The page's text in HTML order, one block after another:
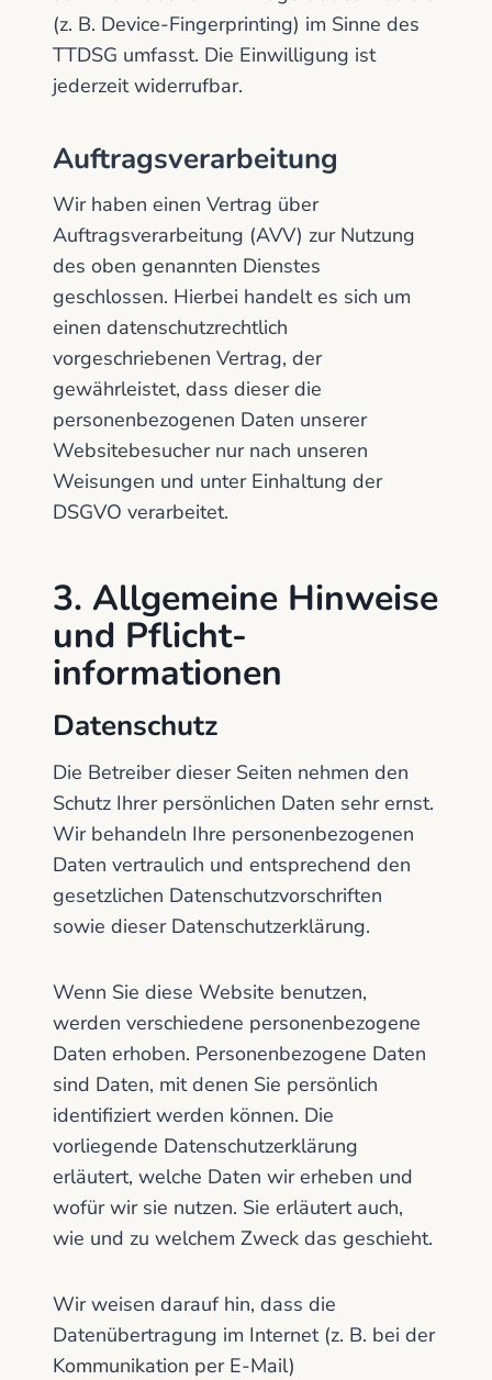
(z. B. Device-Fingerprinting) im Sinne des
TTDSG umfasst. Die Einwilligung ist
jederzeit widerrufbar.
Auftragsverarbeitung
Wir haben einen Vertrag über
Auftragsverarbeitung (AVV) zur Nutzung
des oben genannten Dienstes
geschlossen. Hierbei handelt es sich um
einen datenschutzrechtlich
vorgeschriebenen Vertrag, der
gewährleistet, dass dieser die
personenbezogenen Daten unserer
Websitebesucher nur nach unseren
Weisungen und unter Einhaltung der
DSGVO verarbeitet.
3. Allgemeine Hinweise
und Pflicht­
informationen
Datenschutz
Die Betreiber dieser Seiten nehmen den
Schutz Ihrer persönlichen Daten sehr ernst.
Wir behandeln Ihre personenbezogenen
Daten vertraulich und entsprechend den
gesetzlichen Datenschutzvorschriften
sowie dieser Datenschutzerklärung.
Wenn Sie diese Website benutzen,
werden verschiedene personenbezogene
Daten erhoben. Personenbezogene Daten
sind Daten, mit denen Sie persönlich
identifiziert werden können. Die
vorliegende Datenschutzerklärung
erläutert, welche Daten wir erheben und
wofür wir sie nutzen. Sie erläutert auch,
wie und zu welchem Zweck das geschieht.
Wir weisen darauf hin, dass die
Datenübertragung im Internet (z. B. bei der
Kommunikation per E-Mail)